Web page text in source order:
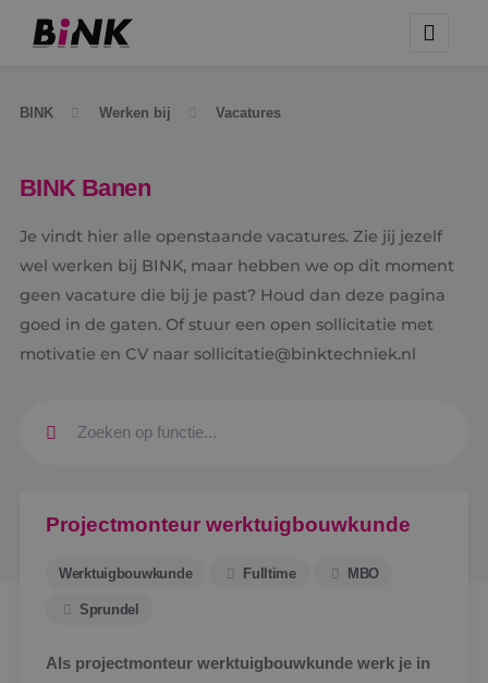
BINK Werken bij Vacatures
BINK Banen
Je vindt hier alle openstaande vacatures. Zie jij jezelf
wel werken bij BINK, maar hebben we op dit moment
geen vacature die bij je past? Houd dan deze pagina
goed in de gaten. Of stuur een open sollicitatie met
motivatie en CV naar sollicitatie@binktechniek.nl
Projectmonteur werktuigbouwkunde
Werktuigbouwkunde Fulltime MBO
Sprundel
Als projectmonteur werktuigbouwkunde werk je in